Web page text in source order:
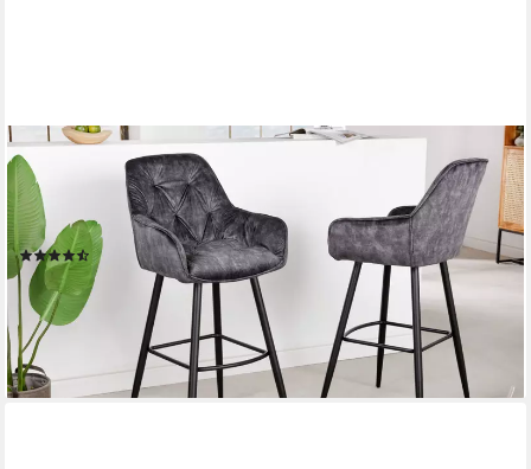
RIESS-AMBIENTE
Barhocker MILANO grau/schwarz - Samt, Metallgestell, mit
Lehne & Fußablage (Einzelartikel, 1 St), Stuhl mit Chesterfield-
Steppung – ideal für Deinen Küchentresen
(5)
69,95 € 79,95 €
-13%
lieferbar - in 3-4 Werktagen bei dir